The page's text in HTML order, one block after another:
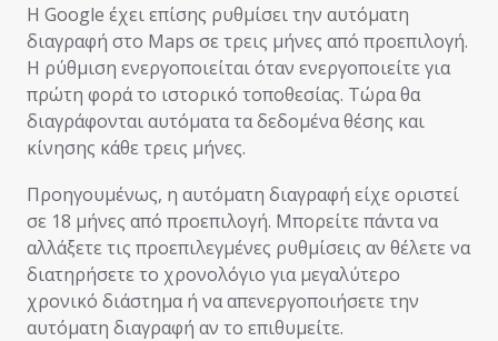
Η Google έχει επίσης ρυθμίσει την αυτόματη
διαγραφή στο Maps σε τρεις μήνες από προεπιλογή.
Η ρύθμιση ενεργοποιείται όταν ενεργοποιείτε για
πρώτη φορά το ιστορικό τοποθεσίας. Τώρα θα
διαγράφονται αυτόματα τα δεδομένα θέσης και
κίνησης κάθε τρεις μήνες.
Προηγουμένως, η αυτόματη διαγραφή είχε οριστεί
σε 18 μήνες από προεπιλογή. Μπορείτε πάντα να
αλλάξετε τις προεπιλεγμένες ρυθμίσεις αν θέλετε να
διατηρήσετε το χρονολόγιο για μεγαλύτερο
χρονικό διάστημα ή να απενεργοποιήσετε την
αυτόματη διαγραφή αν το επιθυμείτε.